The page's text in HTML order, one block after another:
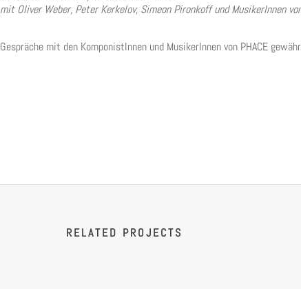
mit Oliver Weber, Peter Kerkelov, Simeon Pironkoff und MusikerInnen
Gespräche mit den KomponistInnen und MusikerInnen von PHACE
RELATED PROJECTS